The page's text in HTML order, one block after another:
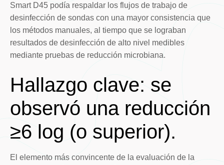
Smart D45 podía respaldar los flujos de trabajo de
desinfección de sondas con una mayor consistencia que
los métodos manuales, al tiempo que se lograban
resultados de desinfección de alto nivel medibles
mediante pruebas de reducción microbiana.
Hallazgo clave: se
observó una reducción
≥6 log (o superior).
El elemento más convincente de la evaluación de la